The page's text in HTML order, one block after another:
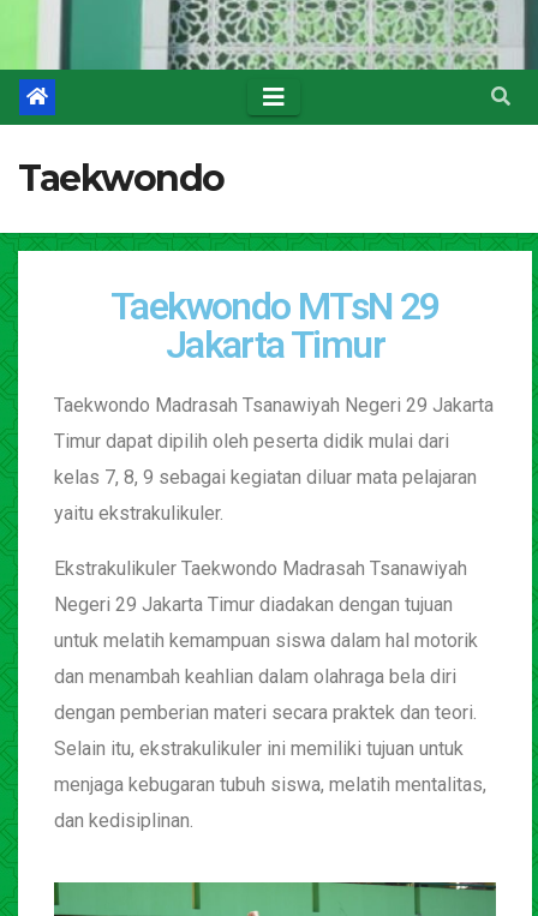
Taekwondo
Taekwondo MTsN 29
Jakarta Timur
Taekwondo Madrasah Tsanawiyah Negeri 29 Jakarta
Timur dapat dipilih oleh peserta didik mulai dari
kelas 7, 8, 9 sebagai kegiatan diluar mata pelajaran
yaitu ekstrakulikuler.
Ekstrakulikuler Taekwondo Madrasah Tsanawiyah
Negeri 29 Jakarta Timur diadakan dengan tujuan
untuk melatih kemampuan siswa dalam hal motorik
dan menambah keahlian dalam olahraga bela diri
dengan pemberian materi secara praktek dan teori.
Selain itu, ekstrakulikuler ini memiliki tujuan untuk
menjaga kebugaran tubuh siswa, melatih mentalitas,
dan kedisiplinan.